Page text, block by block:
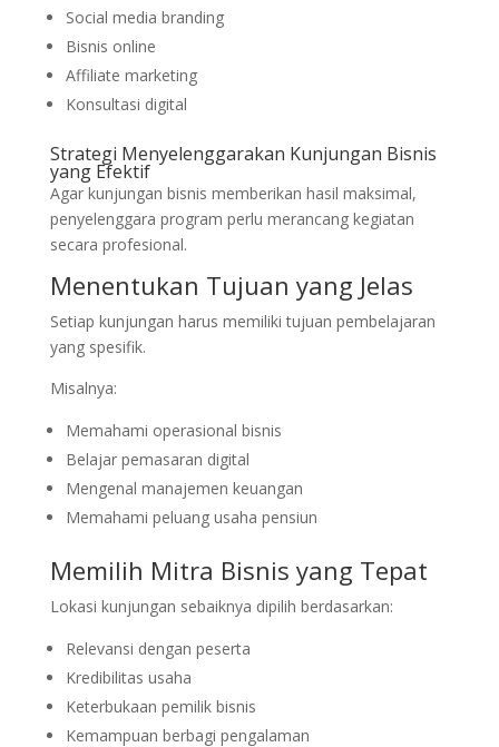
Social media branding
Bisnis online
Affiliate marketing
Konsultasi digital
Strategi Menyelenggarakan Kunjungan Bisnis
yang Efektif
Agar kunjungan bisnis memberikan hasil maksimal,
penyelenggara program perlu merancang kegiatan
secara profesional.
Menentukan Tujuan yang Jelas
Setiap kunjungan harus memiliki tujuan pembelajaran
yang spesifik.
Misalnya:
Memahami operasional bisnis
Belajar pemasaran digital
Mengenal manajemen keuangan
Memahami peluang usaha pensiun
Memilih Mitra Bisnis yang Tepat
Lokasi kunjungan sebaiknya dipilih berdasarkan:
Relevansi dengan peserta
Kredibilitas usaha
Keterbukaan pemilik bisnis
Kemampuan berbagi pengalaman